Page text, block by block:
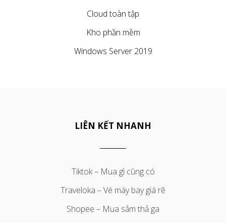
Cloud toàn tập
Kho phần mềm
Windows Server 2019
LIÊN KẾT NHANH
Tiktok – Mua gì cũng có
Traveloka – Vé máy bay giá rẽ
Shopee – Mua sắm thả ga